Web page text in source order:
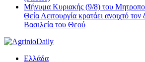
Μήνυμα Κυριακής (9/8) του
Θεία Λειτουργία κρατάει ανοιχτό
Βασιλεία του Θεού
Ελλάδα